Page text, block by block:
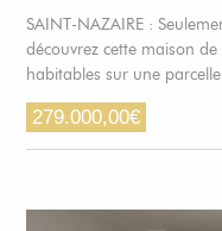
SAINT-NAZAIRE :
découvrez cette maison
habitables sur une parcelle
279.000,00€